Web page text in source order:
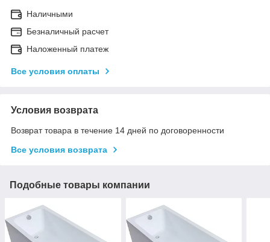
Наличными
Безналичный расчет
Наложенный платеж
Все условия оплаты
Условия возврата
Возврат товара в течение 14 дней по договоренности
Все условия возврата
Подобные товары компании